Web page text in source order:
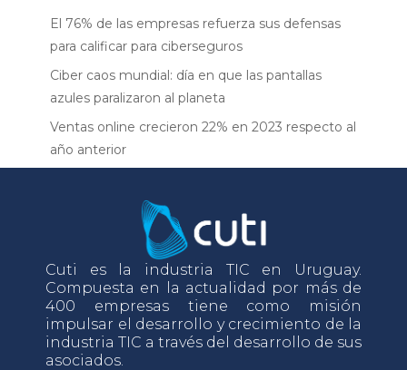
El 76% de las empresas refuerza sus defensas
para calificar para ciberseguros
Ciber caos mundial: día en que las pantallas
azules paralizaron al planeta
Ventas online crecieron 22% en 2023 respecto al
año anterior
Cuti es la industria TIC en Uruguay.
Compuesta en la actualidad por más de
400 empresas tiene como misión
impulsar el desarrollo y crecimiento de la
industria TIC a través del desarrollo de sus
asociados.